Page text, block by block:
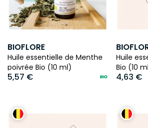
BIOFLORE
Huile essentielle de Menthe
poivrée Bio (10 ml)
5,57 €
Huile
Bio (10
4,63 €